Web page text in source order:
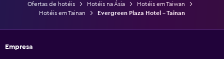
Ofertas de hotéis Hotéis na Ásia
Hotéis em Taiwan
Hotéis em Tainan
Evergreen Plaza Hotel - Tainan
Empresa